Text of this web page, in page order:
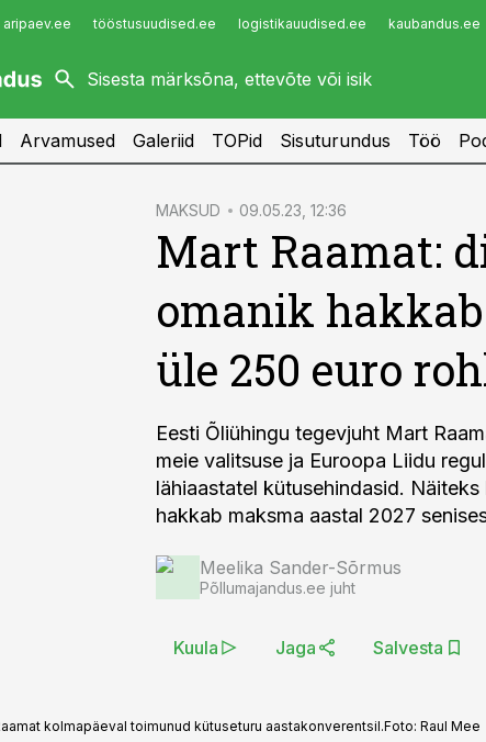
aripaev.ee tööstusuudised.ee logistikauudised.ee kaubandus.ee
imelineajalugu.ee
Infopank
Arvamused Galeriid TOPid Sisuturundus Töö
MAKSUD 09.05.23, 12:36
Mart Raamat:
omanik
üle 250 euro
Eesti Õliühingu tegevjuht Mart
meie valitsuse ja Euroopa Liidu
lähiaastatel kütusehindasid.
hakkab maksma aastal 2027
Meelika Sander-Sõrmus
Põllumajandus.ee juht
Kuula Jaga Salvesta
kolmapäeval toimunud kütuseturu aastakonverentsil.Foto: Raul Mee